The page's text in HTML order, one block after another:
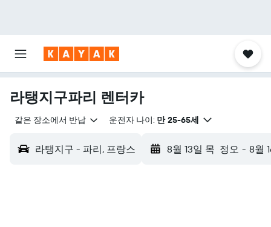
라탱지구파리 렌터카
같은 장소에서 반납 운전자 나이: 만 25-65세
라탱지구 - 파리, 프랑스 8월 13일 목 정오 - 8월